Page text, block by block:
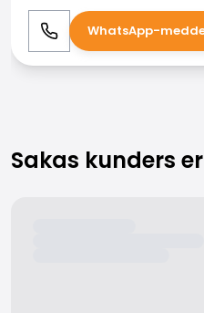
Ring WhatsApp-
Sakas kunders